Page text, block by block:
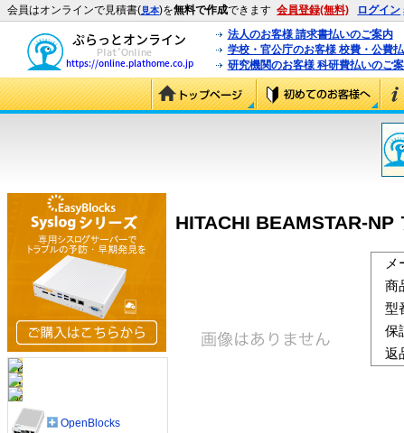
会員はオンラインで見積書(見本)を無料で作成できます 会員登録(無料) ログイン
法人のお客様 請求書払いのご案内
学校・官公庁のお客様 校費・公費
研究機関のお客様 科研費払いのご
HITACHI BEAMSTAR-
メ
商
型
保
返
OpenBlocks